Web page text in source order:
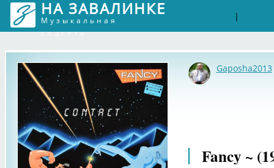
НА ЗАВАЛИНКЕ
Музыкальная
соцсеть
|
Gaposha2013
Fancy ~